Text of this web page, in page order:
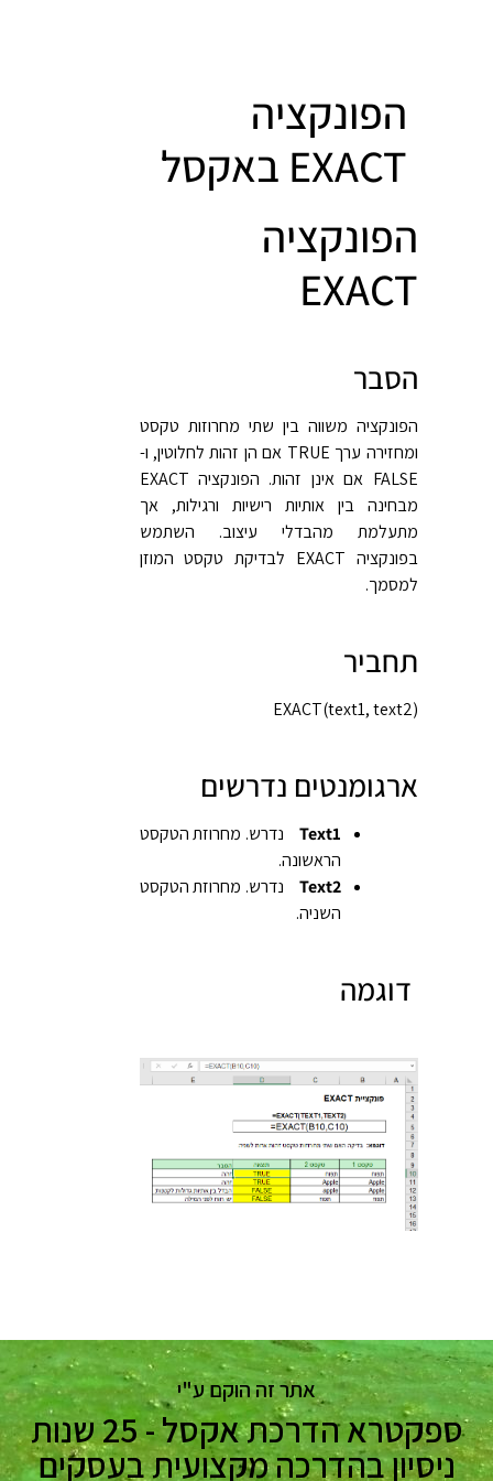
הפונקציה
EXACT באקסל
הפונקציה
EXACT
הסבר
הפונקציה משווה בין שתי מחרוזות טקסט
ומחזירה ערך TRUE אם הן זהות לחלוטין, ו-
FALSE אם אינן זהות. הפונקציה EXACT
מבחינה בין אותיות רישיות ורגילות, אך
מתעלמת מהבדלי עיצוב. השתמש
בפונקציה EXACT לבדיקת טקסט המוזן
למסמך.
תחביר
EXACT(text1, text2)‎
ארגומנטים נדרשים
Text1 נדרש. מחרוזת הטקסט
הראשונה.
Text2 נדרש. מחרוזת הטקסט
השניה.
דוגמה
אתר זה הוקם ע"י
ספקטרא הדרכת אקסל - 25 שנות
ניסיון בהדרכה מקצועית בעסקים